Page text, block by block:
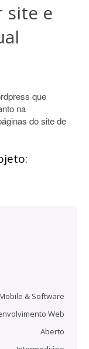
site e
que
na
do site de
& Software
Web
Aberto